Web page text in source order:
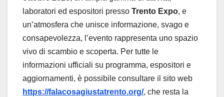
laboratori ed espositori presso Trento Expo, e
un’atmosfera che unisce informazione, svago e
consapevolezza, l’evento rappresenta uno spazio
vivo di scambio e scoperta. Per tutte le
informazioni ufficiali su programma, espositori e
aggiornamenti, è possibile consultare il sito web
https://falacosagiustatrento.org/, che resta la